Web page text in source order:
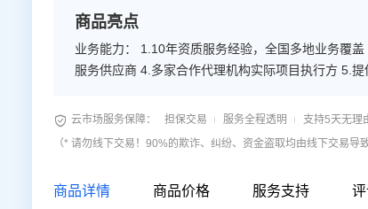
商品亮点
业务能力： 1.10年资质服务经验，全国多地业务覆
服务供应商 4.多家合作代理机构实际项目执行方 5.
效、严谨、正规、贴心； 提供多类型、高匹配材料
 云市场服务保障： 担保交易 服务全程透明 支持5天无理
（* 请勿线下交易！90%的欺诈、纠纷、资金盗取均由线下交易导致
商品详情 商品价格 服务支持